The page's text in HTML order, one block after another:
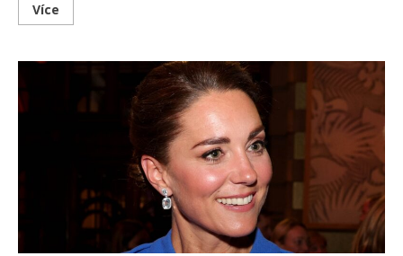
Více
more
Kate
návštěvy
Skotska
zmátla
Dianu